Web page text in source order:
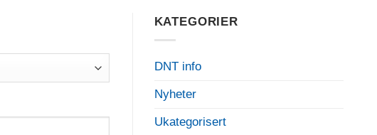
KATEGORIER
DNT info
Nyheter
Ukategorisert